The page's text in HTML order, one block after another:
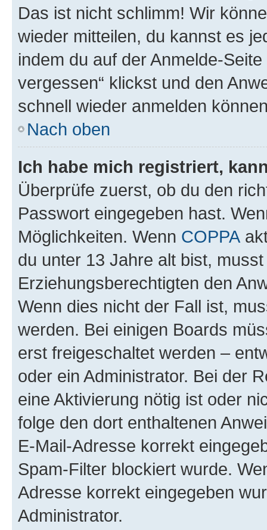
Das ist nicht schlimm! Wir
wieder mitteilen, du kannst es
indem du auf der Anmelde-
vergessen“ klickst und den
schnell wieder anmelden
Nach oben
Ich habe mich registriert,
Überprüfe zuerst, ob du den
Passwort eingegeben hast.
Möglichkeiten. Wenn COPPA
du unter 13 Jahre alt bist,
Erziehungsberechtigten den
Wenn dies nicht der Fall ist,
werden. Bei einigen Boards
erst freigeschaltet werden –
oder ein Administrator. Bei der
eine Aktivierung nötig ist oder
folge den dort enthaltenen
E-Mail-Adresse korrekt
Spam-Filter blockiert wurde.
Adresse korrekt eingegeben
Administrator.